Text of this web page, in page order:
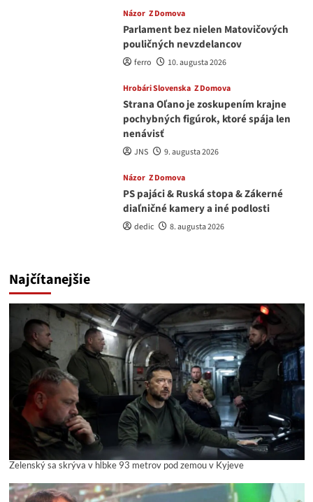
Názor Z Domova
Parlament bez nielen Matovičových
pouličných nevzdelancov
ferro 10. augusta 2026
Hrobári Slovenska Z Domova
Strana Oľano je zoskupením krajne
pochybných figúrok, ktoré spája len
nenávisť
JNS 9. augusta 2026
Názor Z Domova
PS pajáci & Ruská stopa & Zákerné
diaľničné kamery a iné podlosti
dedic 8. augusta 2026
Najčítanejšie
Zelenský sa skrýva v hĺbke 93 metrov pod zemou v Kyjeve